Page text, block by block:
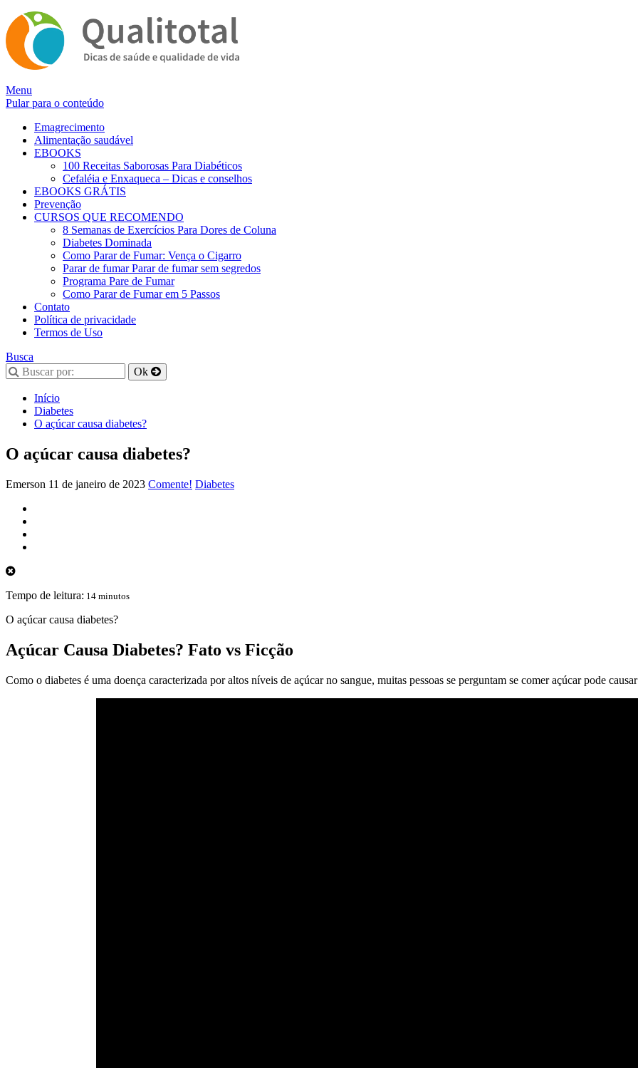
Alternar
navegação
Menu
Pular para o conteúdo
Emagrecimento
Alimentação saudável
EBOOKS
100 Receitas Saborosas Para Diabéticos
Cefaléia e Enxaqueca – Dicas e conselhos
EBOOKS GRÁTIS
Prevenção
CURSOS QUE RECOMENDO
8 Semanas de Exercícios Para Dores de Coluna
Diabetes Dominada
Como Parar de Fumar: Vença o Cigarro
Parar de fumar Parar de fumar sem segredos
Programa Pare de Fumar
Como Parar de Fumar em 5 Passos
Contato
Política de privacidade
Termos de Uso
Busca
Início
Diabetes
O açúcar causa diabetes?
O açúcar causa diabetes?
Emerson 11 de janeiro de 2023 Comente! Diabetes
Tempo de leitura: 14 minutos
O açúcar causa diabetes?
Açúcar Causa Diabetes? Fato vs Ficção
Como o diabetes é uma doença caracterizada por altos níveis de açúcar no sangue, muitas pessoas se perguntam se comer açúcar pode